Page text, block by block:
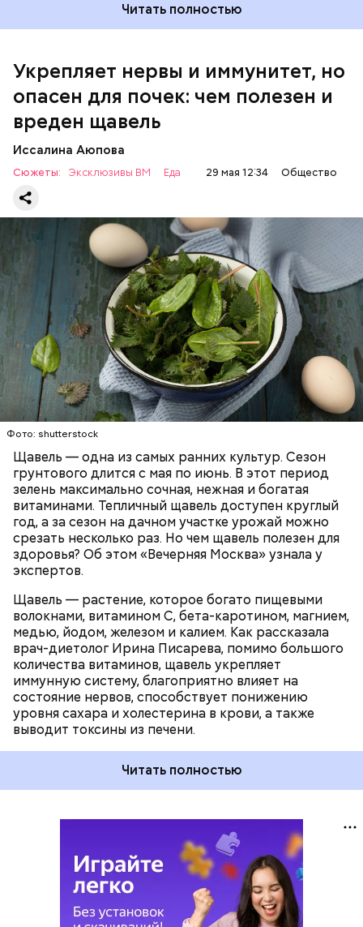
Читать полностью
Укрепляет нервы и иммунитет, но
опасен для почек: чем полезен и
вреден щавель
Иссалина Аюпова
Сюжеты: Эксклюзивы ВМ Еда 29 мая 12:34 Общество
Фото: shutterstock
Щавель — одна из самых ранних культур. Сезон
грунтового длится с мая по июнь. В этот период
зелень максимально сочная, нежная и богатая
витаминами. Тепличный щавель доступен круглый
год, а за сезон на дачном участке урожай можно
срезать несколько раз. Но чем щавель полезен для
здоровья? Об этом «Вечерняя Москва» узнала у
экспертов.
Щавель — растение, которое богато пищевыми
волокнами, витамином С, бета-каротином, магнием,
медью, йодом, железом и калием. Как рассказала
врач-диетолог Ирина Писарева, помимо большого
количества витаминов, щавель укрепляет
иммунную систему, благоприятно влияет на
состояние нервов, способствует понижению
уровня сахара и холестерина в крови, а также
выводит токсины из печени.
Опасность же щавеля состоит в том, что он
содержит большое количество щавелевой кислоты,
которая может способствовать образованию
— Если человек уже болеет мочекаменной
болезнью, щавель ему не рекомендуется. При
артрите, гастрите, холецистите, синдроме
раздраженного кишечника, язвах и панкреатите
продукт тоже лучше исключить из рациона, —
предупредила врач. — Он может привести к
повышению кислотности желудка и раздражать
слизистые оболочки.
Читать полностью
ЗДОРОВЬЕ ВРАЧИ
РАСТЕНИЯ
ПРОДУКТЫ